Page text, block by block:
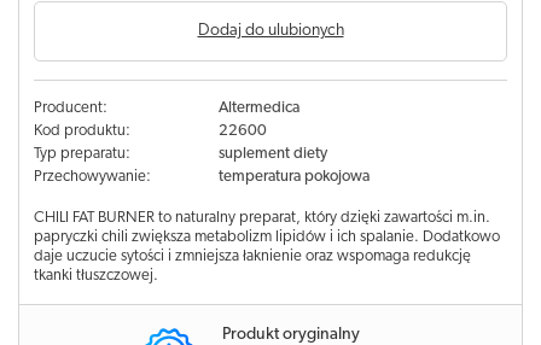
Dodaj do ulubionych
Producent:
Altermedica
Kod produktu:
22600
Typ preparatu:
suplement diety
Przechowywanie:
temperatura pokojowa
CHILI FAT BURNER to naturalny preparat, który dzięki zawartości m.in.
papryczki chili zwiększa metabolizm lipidów i ich spalanie. Dodatkowo
daje uczucie sytości i zmniejsza łaknienie oraz wspomaga redukcję
tkanki tłuszczowej.
Produkt oryginalny